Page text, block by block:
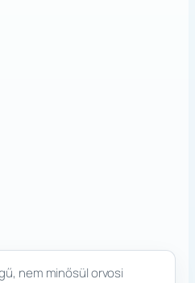
nem minősül orvosi